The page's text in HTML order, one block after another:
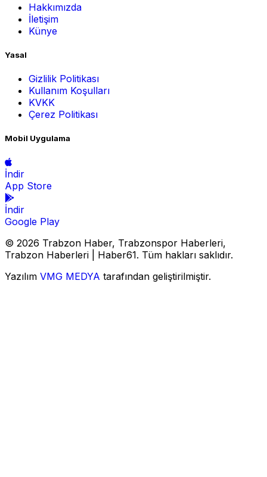
Hakkımızda
İletişim
Künye
Yasal
Gizlilik Politikası
Kullanım Koşulları
KVKK
Çerez Politikası
Mobil Uygulama
İndir
App Store
İndir
Google Play
© 2026 Trabzon Haber, Trabzonspor Haberleri,
Trabzon Haberleri | Haber61. Tüm hakları saklıdır.
Yazılım VMG MEDYA tarafından geliştirilmiştir.